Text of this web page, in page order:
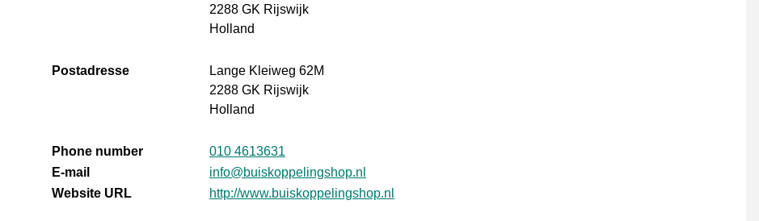
2288 GK Rijswijk
Holland
Postadresse
Lange Kleiweg 62M
2288 GK Rijswijk
Holland
Phone number
010 4613631
E-mail
info@buiskoppelingshop.nl
Website URL
http://www.buiskoppelingshop.nl